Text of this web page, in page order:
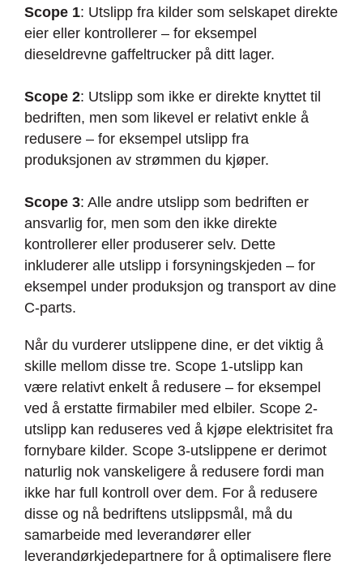
Scope 1: Utslipp fra kilder som selskapet direkte
eier eller kontrollerer – for eksempel
dieseldrevne gaffeltrucker på ditt lager.
Scope 2: Utslipp som ikke er direkte knyttet til
bedriften, men som likevel er relativt enkle å
redusere – for eksempel utslipp fra
produksjonen av strømmen du kjøper.
Scope 3: Alle andre utslipp som bedriften er
ansvarlig for, men som den ikke direkte
kontrollerer eller produserer selv. Dette
inkluderer alle utslipp i forsyningskjeden – for
eksempel under produksjon og transport av dine
C-parts.
Når du vurderer utslippene dine, er det viktig å
skille mellom disse tre. Scope 1-utslipp kan
være relativt enkelt å redusere – for eksempel
ved å erstatte firmabiler med elbiler. Scope 2-
utslipp kan reduseres ved å kjøpe elektrisitet fra
fornybare kilder. Scope 3-utslippene er derimot
naturlig nok vanskeligere å redusere fordi man
ikke har full kontroll over dem. For å redusere
disse og nå bedriftens utslippsmål, må du
samarbeide med leverandører eller
leverandørkjedepartnere for å optimalisere flere